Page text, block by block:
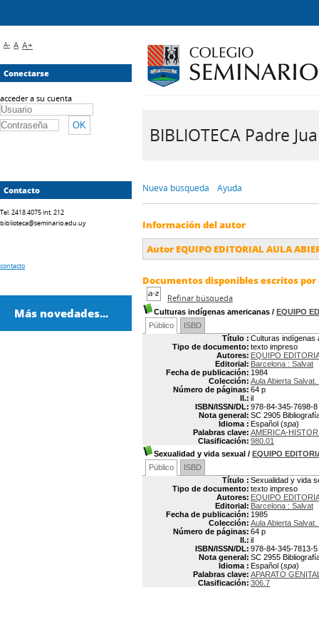
BIBLIOTECA Padre
Nueva búsqueda Ayuda
Información del autor
Autor EQUIPO EDITORIAL AULA
Documentos disponibles escritos
Refinar búsqueda
Culturas indígenas americanas / EQUIPO
Público
ISBD
Título : Culturas indígenas
Tipo de documento: texto impreso
Autores: EQUIPO
Editorial: Barcelona : Salvat
Fecha de publicación: 1984
Colección: Aula Abierta
Número de páginas: 64 p
Il.: il
ISBN/ISSN/DL: 978-84-345-7698-8
Nota general: SC 2905
Idioma : Español (spa)
Palabras clave: AMERICA-
Clasificación: 980.01
Sexualidad y vida sexual / EQUIPO
Público
ISBD
Título : Sexualidad y vida
Tipo de documento: texto impreso
Autores: EQUIPO
Editorial: Barcelona : Salvat
Fecha de publicación: 1985
Colección: Aula Abierta
Número de páginas: 64 p
Il.: il
ISBN/ISSN/DL: 978-84-345-7813-5
Nota general: SC 2955
Idioma : Español (spa)
Palabras clave: APARATO
Clasificación: 306.7
A- A A+
Conectarse
acceder a su cuenta
Contacto
Tel. 2418 4075 int. 212
biblioteca@seminario.edu.uy
contacto
Más novedades...